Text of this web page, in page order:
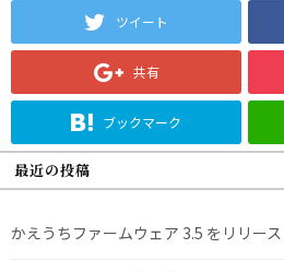
ツイート
共有
ブックマーク
最近の投稿
かえうちファームウェア 3.5 をリリー